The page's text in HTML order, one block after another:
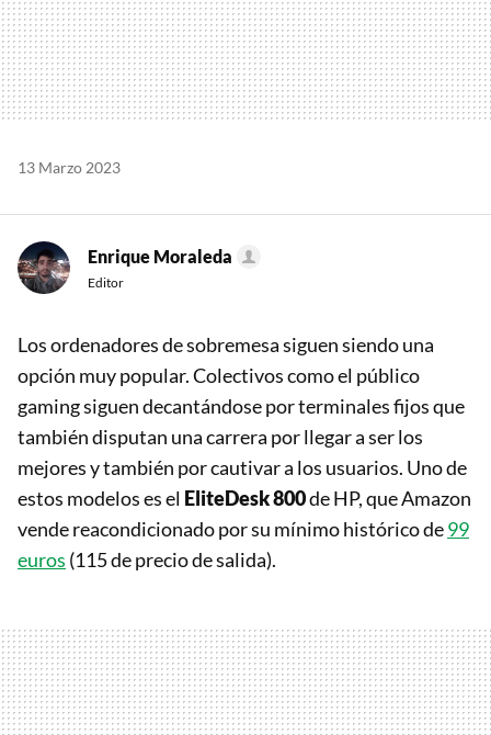
13 Marzo 2023
Enrique Moraleda
Editor
Los ordenadores de sobremesa siguen siendo una
opción muy popular. Colectivos como el público
gaming siguen decantándose por terminales fijos que
también disputan una carrera por llegar a ser los
mejores y también por cautivar a los usuarios. Uno de
estos modelos es el EliteDesk 800de HP, que Amazon
vende reacondicionado por su mínimo histórico de99
euros (115 de precio de salida).